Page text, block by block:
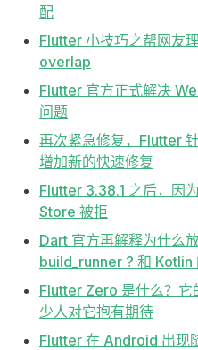
配
Flutter 小技巧之帮网友
overlap
Flutter 官方正式解决
问题
再次紧急修复，Flutter
增加新的快速修复
Flutter 3.38.1 之后，因
Store 被拒
Dart 官方再解释为什么
build_runner ? 和 Kotlin
Flutter Zero 是什么？它
少人对它抱有期待
Flutter 在 Android 出现